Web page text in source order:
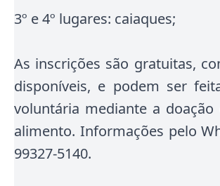
3º e 4º lugares: caiaques;
As inscrições são gratuitas,
disponíveis, e podem ser
voluntária mediante a
alimento. Informações pelo
99327-5140.